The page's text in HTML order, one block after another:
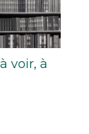
voir, à